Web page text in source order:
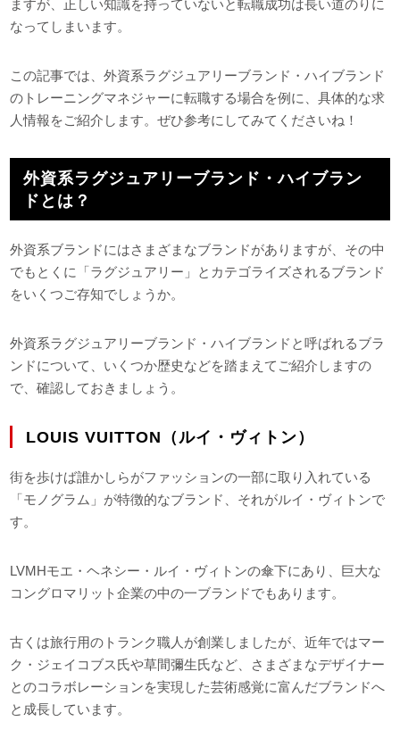
ますが、正しい知識を持っていないと転職成功は長い道のりに
なってしまいます。
この記事では、外資系ラグジュアリーブランド・ハイブランド
のトレーニングマネジャーに転職する場合を例に、具体的な求
人情報をご紹介します。ぜひ参考にしてみてくださいね！
外資系ラグジュアリーブランド・ハイブラン
ドとは？
外資系ブランドにはさまざまなブランドがありますが、その中
でもとくに「ラグジュアリー」とカテゴライズされるブランド
をいくつご存知でしょうか。
外資系ラグジュアリーブランド・ハイブランドと呼ばれるブラ
ンドについて、いくつか歴史などを踏まえてご紹介しますの
で、確認しておきましょう。
LOUIS VUITTON（ルイ・ヴィトン）
街を歩けば誰かしらがファッションの一部に取り入れている
「モノグラム」が特徴的なブランド、それがルイ・ヴィトンで
す。
LVMHモエ・ヘネシー・ルイ・ヴィトンの傘下にあり、巨大な
コングロマリット企業の中の一ブランドでもあります。
古くは旅行用のトランク職人が創業しましたが、近年ではマー
ク・ジェイコブス氏や草間彌生氏など、さまざまなデザイナー
とのコラボレーションを実現した芸術感覚に富んだブランドへ
と成長しています。